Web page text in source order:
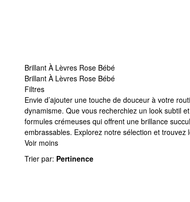
Brillant À Lèvres Rose Bébé
Brillant À Lèvres Rose Bébé
Filtres
Brillant À Lèvres Rose Bébé
Envie d’ajouter une touche de douceur à votre
dynamisme. Que vous recherchiez un look subtil
formules crémeuses qui offrent une brillance
embrassables. Explorez notre sélection et
Voir moins
Trier par: Pertinence